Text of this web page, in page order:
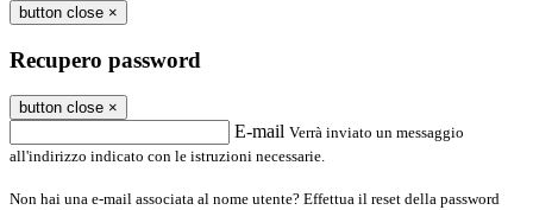
button close ×
Recupero password
button close ×
E-mail Verrà inviato un messaggio
all'indirizzo indicato con le istruzioni necessarie.
Non hai una e-mail associata al nome utente? Effettua il reset della password